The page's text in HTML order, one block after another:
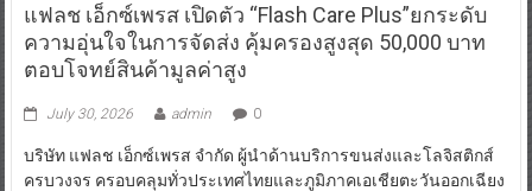
แฟลช เอ็กซ์เพรส เปิดตัว “Flash Care Plus”ยกระดับ
ความอุ่นใจในการจัดส่ง คุ้มครองสูงสุด 50,000 บาท
ตอบโจทย์สินค้ามูลค่าสูง
July 30, 2026 admin 0
บริษัท แฟลช เอ็กซ์เพรส จำกัด ผู้นำด้านบริการขนส่งและโลจิสติกส์
ครบวงจร ครอบคลุมทั่วประเทศไทยและภูมิภาคเอเชียตะวันออกเฉียง